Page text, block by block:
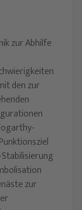
zu
Webinar
zur Abhilfe
den zur
zur